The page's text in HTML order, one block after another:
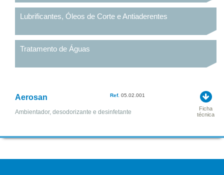
Lubrificantes, Óleos de Corte e Antiaderentes
Tratamento de Águas
Aerosan
Ambientador, desodorizante e desinfetante
Ref. 05.02.001
Ficha
técnica